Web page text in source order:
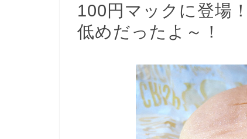
100円マックに登場
低めだったよ～！